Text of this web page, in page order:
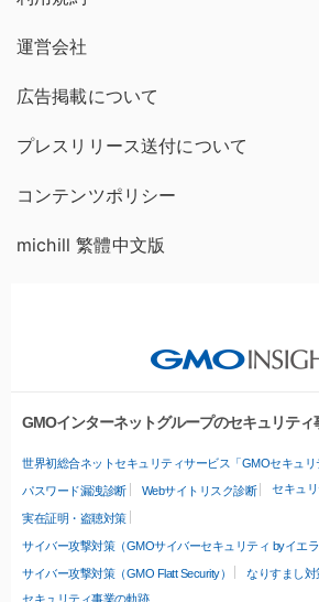
運営会社
広告掲載について
プレスリリース送付について
コンテンツポリシー
michill 繁體中文版
GMOインターネットグループのセキュリティ
世界初総合ネットセキュリティサービス「GMOセキュリ
パスワード漏洩診断 Webサイトリスク診断 セキュ
実在証明・盗聴対策
サイバー攻撃対策（GMOサイバーセキュリティ byイエラ
サイバー攻撃対策（GMO Flatt Security）
なりすまし対
セキュリティ事業の軌跡